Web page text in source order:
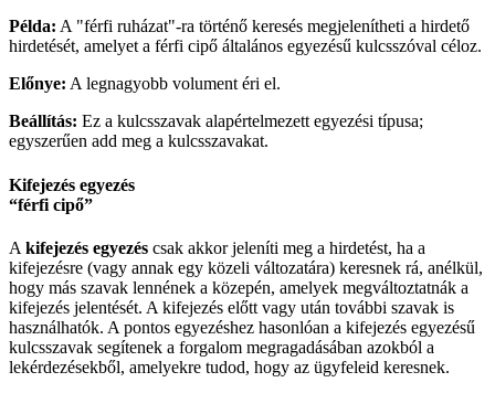
Példa: A "férfi ruházat"-ra történő keresés megjelenítheti a hirdető
hirdetését, amelyet a férfi cipő általános egyezésű kulcsszóval céloz.
Előnye: A legnagyobb volument éri el.
Beállítás: Ez a kulcsszavak alapértelmezett egyezési típusa;
egyszerűen add meg a kulcsszavakat.
Kifejezés egyezés
“férfi cipő”
A kifejezés egyezés csak akkor jeleníti meg a hirdetést, ha a
kifejezésre (vagy annak egy közeli változatára) keresnek rá, anélkül,
hogy más szavak lennének a közepén, amelyek megváltoztatnák a
kifejezés jelentését. A kifejezés előtt vagy után további szavak is
használhatók. A pontos egyezéshez hasonlóan a kifejezés egyezésű
kulcsszavak segítenek a forgalom megragadásában azokból a
lekérdezésekből, amelyekre tudod, hogy az ügyfeleid keresnek.